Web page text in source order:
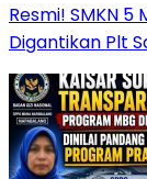
Resmi! SMKN 5
Digantikan Plt